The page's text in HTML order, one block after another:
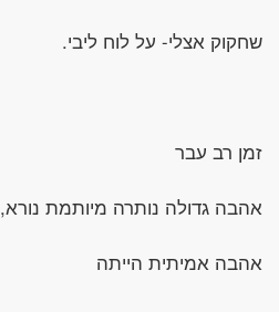
שחקוק אצלי- על לוח ליבי.
זמן רב עבר
אהבה גדולה נותרה מיותמת נורא,
אהבה אמיתית הייתה